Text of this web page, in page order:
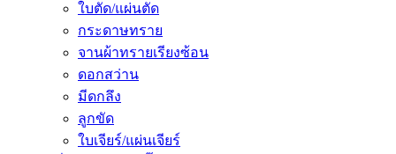
ใบตัด/แผ่นตัด
กระดาษทราย
จานผ้าทรายเรียงซ้อน
ดอกสว่าน
มีดกลึง
ลูกขัด
ใบเจียร์/แผ่นเจียร์